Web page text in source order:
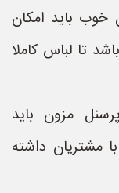
باید امکان
تا لباس کاملا
مزون باید
مشتریان داشته